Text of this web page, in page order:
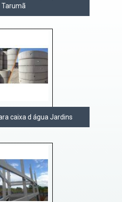
Tarumã
caixa d água Jardins